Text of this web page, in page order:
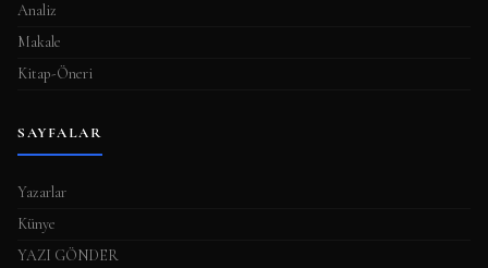
Analiz
Makale
Kitap-Öneri
SAYFALAR
Yazarlar
Künye
YAZI GÖNDER